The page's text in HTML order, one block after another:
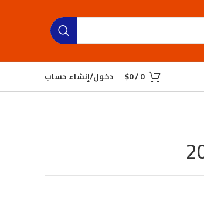
0
/
$0 دخول/إنشاء حساب